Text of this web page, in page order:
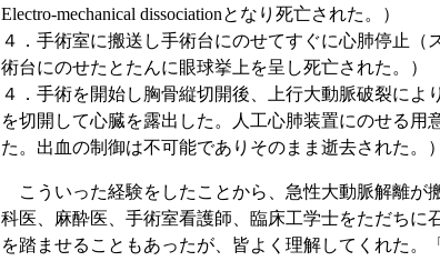
Electro-mechanical dissociationとなり死亡された。）
４．手術室に搬送し手術台にのせてすぐに心肺停止（
術台にのせたとたんに眼球挙上を呈し死亡された。）
４．手術を開始し胸骨縦切開後、上行大動脈破裂によ
を切開して心臓を露出した。人工心肺装置にのせる用
た。出血の制御は不可能でありそのまま逝去された。）
こういった経験をしたことから、急性大動脈解離が
科医、麻酔医、手術室看護師、臨床工学士をただちに
を踏ませることもあったが、皆よく理解してくれた。